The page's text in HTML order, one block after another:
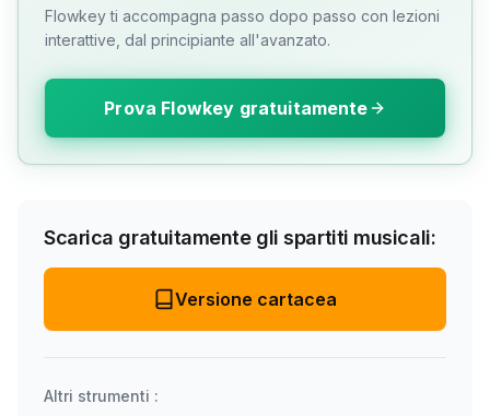
Flowkey ti accompagna passo dopo passo con lezioni
interattive, dal principiante all'avanzato.
Prova Flowkey gratuitamente
Scarica gratuitamente gli spartiti musicali:
Versione cartacea
Altri strumenti :